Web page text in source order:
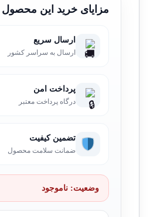
مزایای خرید این محصول
ارسال سریع
ارسال به سراسر کشور
پرداخت امن
درگاه پرداخت معتبر
تضمین کیفیت
ضمانت سلامت محصول
وضعیت: ناموجود